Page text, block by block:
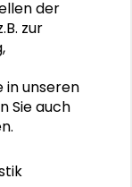
der
zur
in unseren
Sie auch